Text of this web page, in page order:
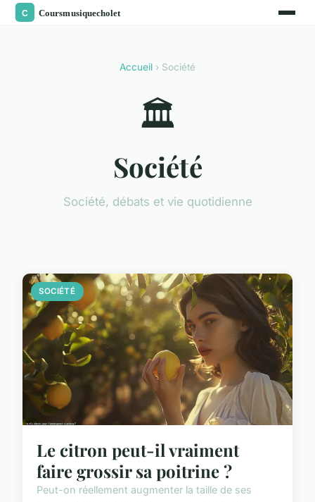
Accueil › Société
🏛️
Société
Société, débats et vie quotidienne
SOCIÉTÉ
Le citron peut-il vraiment
faire grossir sa poitrine ?
Peut-on réellement augmenter la taille de ses